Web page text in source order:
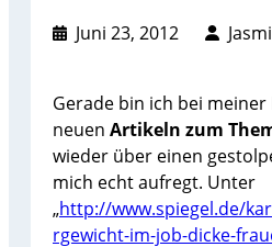
Juni 23, 2012
Gerade bin ich bei meiner
neuen Artikeln zum
wieder über einen
mich echt aufregt. Unter
„http://www.spiegel.de/
rgewicht-im-job-dicke-